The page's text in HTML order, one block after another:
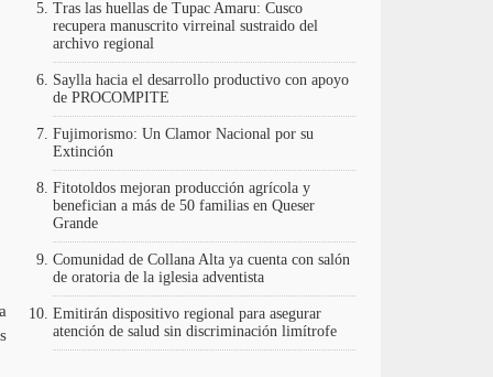
Tras las huellas de Tupac Amaru: Cusco
recupera manuscrito virreinal sustraido del
archivo regional
Saylla hacia el desarrollo productivo con apoyo
de PROCOMPITE
Fujimorismo: Un Clamor Nacional por su
Extinción
Fitotoldos mejoran producción agrícola y
benefician a más de 50 familias en Queser
Grande
Comunidad de Collana Alta ya cuenta con salón
de oratoria de la iglesia adventista
Emitirán dispositivo regional para asegurar
atención de salud sin discriminación limítrofe